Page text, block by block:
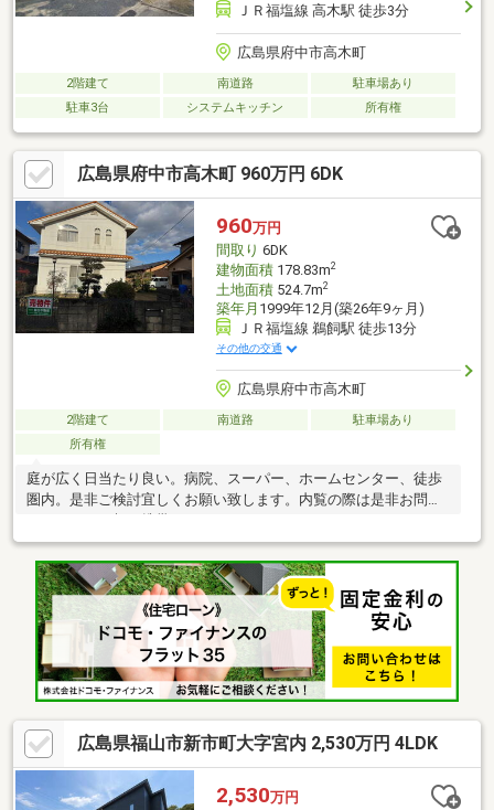
ＪＲ福塩線 高木駅 徒歩3分
広島県府中市高木町
2階建て 南道路
駐車場あり
駐車3台
システムキッチン 所有権
広島県府中市高木町 960万円 6DK
960万円
間取り 6DK
建物面積178.83m2
土地面積524.7m2
築年月 1999年12月(築26年9ヶ月)
ＪＲ福塩線 鵜飼駅 徒歩13分
その他の交通
広島県府中市高木町
2階建て 南道路
駐車場あり
所有権
庭が広く日当たり良い。病院、スーパー、ホームセンター、徒歩
圏内。是非ご検討宜しくお願い致します。内覧の際は是非お問合
広島県福山市新市町大字宮内 2,530万円 4LDK
2,530万円